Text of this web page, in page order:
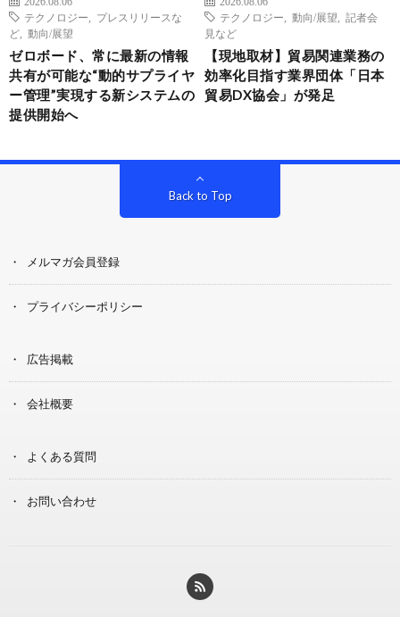
テクノロジー
プレスリリースな
ど
動向/展望
ゼロボード、常に最新の情報
共有が可能な“動的サプライヤ
ー管理”実現する新システムの
提供開始へ
テクノロジー
動向/展望
記者会
見など
【現地取材】貿易関連業務の
効率化目指す業界団体「日本
貿易DX協会」が発足
Back to Top
メルマガ会員登録
プライバシーポリシー
広告掲載
会社概要
よくある質問
お問い合わせ